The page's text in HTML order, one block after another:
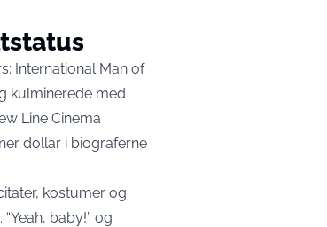
International Man of
kulminerede med
Line Cinema
dollar i biograferne
kostumer og
baby!” og